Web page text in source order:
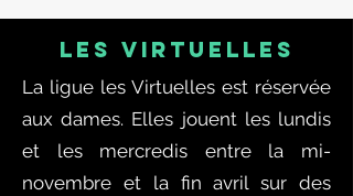
LES VIRTUELLES
La ligue les Virtuelles est réservée
aux dames. Elles jouent les lundis
et les mercredis entre la mi-
novembre et la fin avril sur des